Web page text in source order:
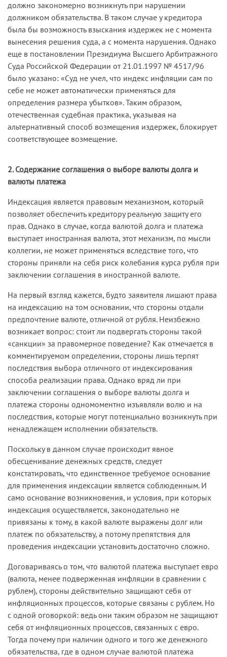
должно закономерно возникнуть при нарушении
должником обязательства. В таком случае у кредитора
была бы возможность взыскания издержек не с момента
вынесения решения суда, а с момента нарушения. Однако
еще в постановлении Президиума Высшего Арбитражного
Суда Российской Федерации от 21.01.1997 № 4517/96
было указано: «Суд не учел, что индекс инфляции сам по
себе не может автоматически применяться для
определения размера убытков». Таким образом,
отечественная судебная практика, указывая на
альтернативный способ возмещения издержек, блокирует
соответствующее возмещение.
2. Содержание соглашения о выборе валюты долга и
валюты платежа
Индексация является правовым механизмом, который
позволяет обеспечить кредитору реальную защиту его
прав. Однако в случае, когда валютой долга и платежа
выступает иностранная валюта, этот механизм, по мысли
коллегии, не может применяться вследствие того, что
стороны приняли на себя риск колебания курса рубля при
заключении соглашения в иностранной валюте.
На первый взгляд кажется, будто заявителя лишают права
на индексацию на том основании, что стороны отдали
предпочтение валюте, отличной от рубля. Неизбежно
возникает вопрос: стоит ли подвергать стороны такой
«санкции» за правомерное поведение? Как отмечается в
комментируемом определении, стороны лишь терпят
последствия выбора отличного от индексирования
способа реализации права. Однако вряд ли при
заключении соглашения о выборе валюты долга и
платежа стороны одномоментно изъявляли волю и на
последствия, которые могут потенциально возникнуть при
ненадлежащем исполнении обязательств.
Поскольку в данном случае происходит явное
обесценивание денежных средств, следует
констатировать, что единственное требуемое основание
для применения индексации является соблюденным. И
само основание возникновения, и условия, при которых
индексация осуществляется, законодательно не
привязаны к тому, в какой валюте выражены долг или
платеж по обязательству, а потому препятствия для
проведения индексации установить достаточно сложно.
Договариваясь о том, что валютой платежа выступает евро
(валюта, менее подверженная инфляции в сравнении с
рублем), стороны действительно защищают себя от
инфляционных процессов, которые связаны с рублем. Но
с одной оговоркой: ведь они таким образом не защищают
себя от инфляционных процессов, связанных с евро.
Тогда почему при наличии одного и того же денежного
обязательства, где в одном случае валютой платежа